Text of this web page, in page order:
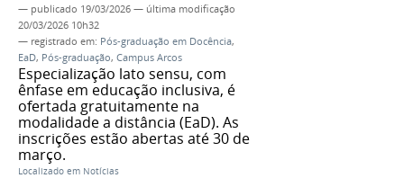
— publicado 19/03/2026 — última modificação
20/03/2026 10h32
— registrado em: Pós-graduação em Docência,
EaD, Pós-graduação, Campus Arcos
Especialização lato sensu, com
ênfase em educação inclusiva, é
ofertada gratuitamente na
modalidade a distância (EaD). As
inscrições estão abertas até 30 de
março.
Localizado em Notícias